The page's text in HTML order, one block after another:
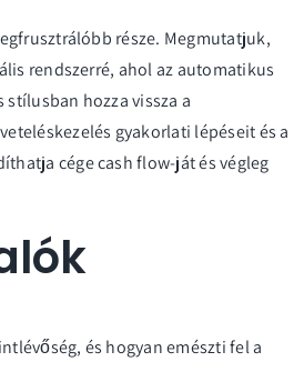
része. Megmutatjuk,
rendszerré, ahol az automatikus
hozza vissza a
gyakorlati lépéseit és a
cége cash flow-ját és végleg
és hogyan emészti fel a